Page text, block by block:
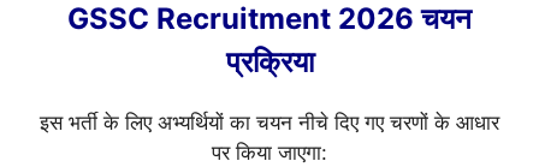
GSSC Recruitment 2026 चयन
प्रक्रिया
इस भर्ती के लिए अभ्यर्थियों का चयन नीचे दिए गए चरणों के आधार
पर किया जाएगा: